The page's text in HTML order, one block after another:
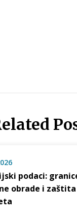
podaci:
obrade i